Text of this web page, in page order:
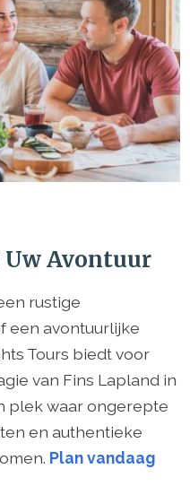
Uw Avontuur
rustige
een avontuurlijke
Tours biedt voor
van Fins Lapland in
plek waar ongerepte
en authentieke
Plan vandaag